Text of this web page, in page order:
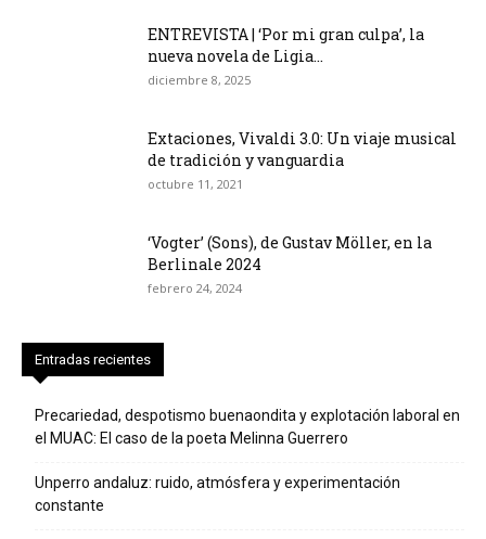
ENTREVISTA | ‘Por mi gran culpa’, la
nueva novela de Ligia...
diciembre 8, 2025
Extaciones, Vivaldi 3.0: Un viaje musical
de tradición y vanguardia
octubre 11, 2021
‘Vogter’ (Sons), de Gustav Möller, en la
Berlinale 2024
febrero 24, 2024
Entradas recientes
Precariedad, despotismo buenaondita y explotación laboral en
el MUAC: El caso de la poeta Melinna Guerrero
Unperro andaluz: ruido, atmósfera y experimentación
constante